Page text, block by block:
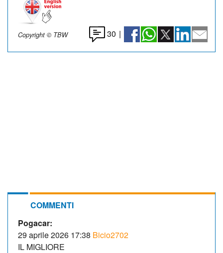
Copyright © TBW 30 |
COMMENTI
Pogacar:
29 aprile 2026 17:38 Bicio2702
IL MIGLIORE